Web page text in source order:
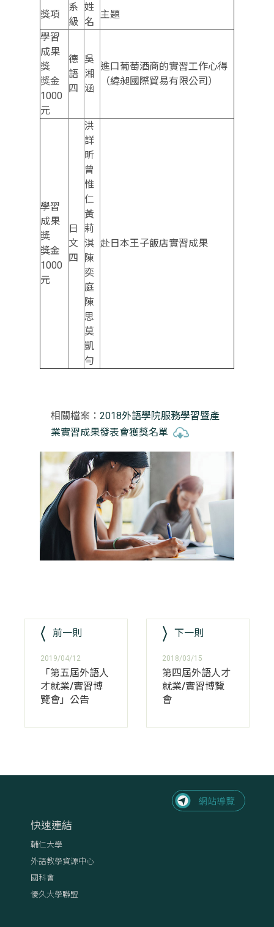
獎項
系
級
姓
名
主題
學習
成果
獎
獎金
1000
元
德
語
四
吳
湘
涵
進口葡萄酒商的實習工作心得
（緯昶國際貿易有限公司）
學習
成果
獎
獎金
1000
元
日
文
四
洪
詳
昕
曾
惟
仁
黃
莉
淇
陳
奕
庭
陳
思
莫
凱
勻
赴日本王子飯店實習成果
相關檔案： 2018外語學院服務學習暨產
業實習成果發表會獲獎名單
前一則
2019/04/12
「第五屆外語人
才就業/實習博
覽會」公告
下一則
2018/03/15
第四屆外語人才
就業/實習博覽
會
快速連結
輔仁大學
外語教學資源中心
國科會
優久大學聯盟